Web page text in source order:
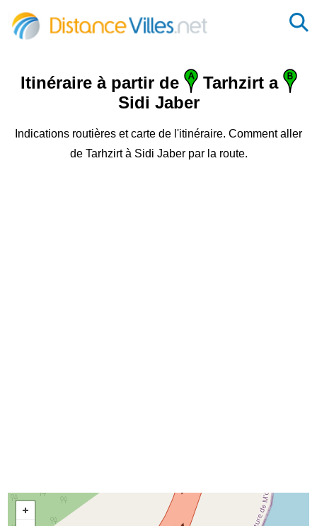
Itinéraire à partir de
Tarhzirt a
Sidi Jaber
Indications routières et carte de l'itinéraire. Comment aller
de Tarhzirt à Sidi Jaber par la route.